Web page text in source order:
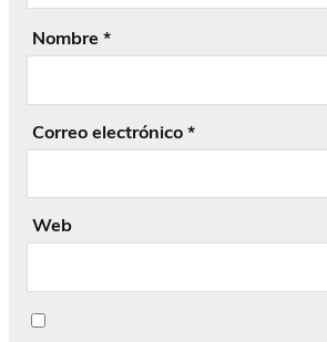
Nombre *
Correo electrónico *
Web